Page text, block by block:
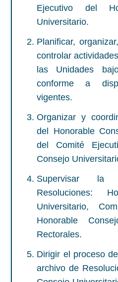
Ejecutivo del
Universitario.
Planificar,
controlar
las Unidades
conforme a
vigentes.
Organizar y
del Honorable
del Comité
Consejo
Supervisar la
Resoluciones:
Universitario,
Honorable
Rectorales.
Dirigir el proceso
archivo de